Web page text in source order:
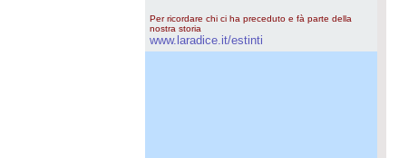
Per ricordare chi ci ha preceduto e fà parte della
nostra storia
www.laradice.it/estinti